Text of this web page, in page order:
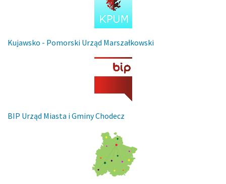
Kujawsko - Pomorski Urząd Marszałkowski
BIP Urząd Miasta i Gminy Chodecz